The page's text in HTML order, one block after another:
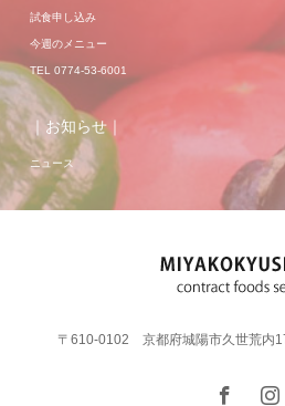
試食申し込み
今週のメニュー
TEL 0774-53-6001
｜お知らせ｜
ニュース
〒610-0102 京都府城陽市久世荒内